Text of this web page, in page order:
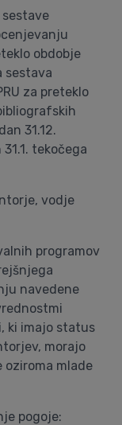
obdobje
sestava
za preteklo
31.12.
tekočega
vodje
programov
navedene
ki imajo status
morajo
mlade
pogoje: